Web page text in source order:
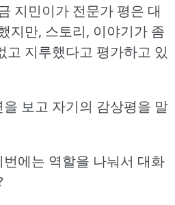
지민이가 전문가 평은 대
지만, 스토리, 이야기가 좀
고 지루했다고 평가하고 있
보고 자기의 감상평을 말
에는 역할을 나눠서 대화